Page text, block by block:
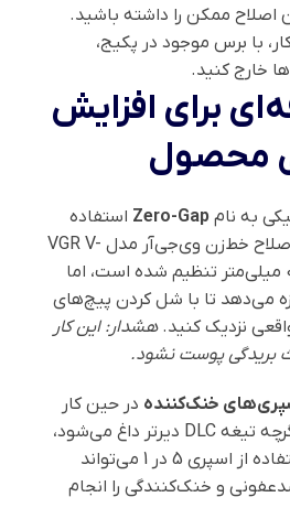
اصلاح ممکن را داشته باشید.
با برس موجود در پکیج،
خارج کنید.
برای افزایش
محصول
به نام Zero-Gap استفاده
می‌کنند. اگرچه ماشین اصلاح خط‌زن وی‌جی‌آر مدل VGR V-
640T در کارخانه روی 0.2 میلی‌متر تنظیم شده است، اما
می‌دهد تا با شل کردن پیچ‌های
نزدیک کنید.هشدار: این کار
بریدگی پوست نشود.
خنک‌کننده در حین کار
طولانی در سالن است. اگرچه تیغه DLC دیرتر داغ می‌شود،
اما در حجم کاری بالا، استفاده از اسپری 5 در 1 می‌تواند
و خنک‌کنندگی را انجام